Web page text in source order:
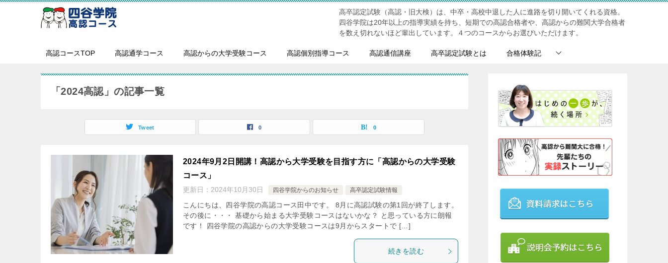
高卒認定試験（高認・旧大検）は、中卒・高校中退した人に進路を切り開いてくれる資格。
四谷学院は20年以上の指導実績を持ち、短期での高認合格者や、高認からの難関大学合格者
を数え切れないほど輩出しています。４つのコースからお選びいただけます。
高認コースTOP 高認通学コース 高認からの大学受験コース 高認個別指導コース 高認通信講座 高卒認定試験とは 合格体験記
「2024高認」の記事一覧
Tweet 0 0
2024年9月2日開講！高認から大学受験を目指す方に「高認からの大学受験
コース」
更新日： 2024年10月30日 四谷学院からのお知らせ 高卒認定試験情報
こんにちは、四谷学院の高認コース田中です。 8月に高認試験の第1回が終了します。
その後に・・・ 基礎から始まる大学受験コースはないかな？ と思っている方に朗報
です！ 四谷学院の高認からの大学受験コースは9月からスタートで […]
続きを読む